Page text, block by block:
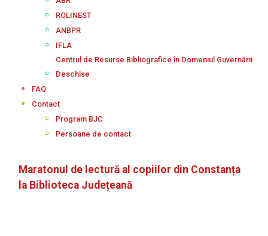
ROLINEST
ANBPR
IFLA
Centrul de Resurse Bibliografice în Domeniul Guvernării
Deschise
FAQ
Contact
Program BJC
Persoane de contact
Maratonul de lectură al copiilor din Constanța
la Biblioteca Județeană